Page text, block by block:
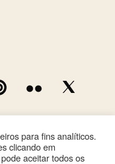
para fins analíticos.
clicando em
aceitar todos os